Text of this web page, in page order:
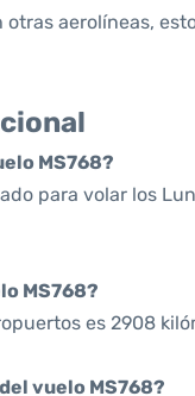
aerolíneas,
MS768?
para volar los
MS768?
es 2908
vuelo MS768?